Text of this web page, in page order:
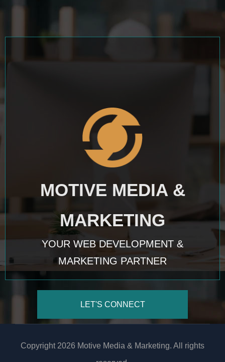
MOTIVE MEDIA &
MARKETING
YOUR WEB DEVELOPMENT &
MARKETING PARTNER
LET'S CONNECT
Copyright 2026 Motive Media & Marketing. All rights